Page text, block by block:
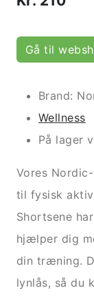
Gå til
Brand:
Wellness
På lager
Vores
til fysisk
Shortsene
hjælper dig
din træning.
lynlås, så du